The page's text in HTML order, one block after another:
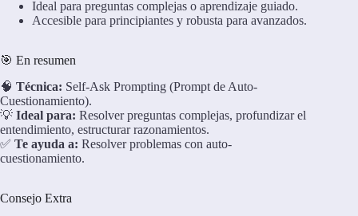
Ideal para preguntas complejas o aprendizaje guiado.
Accesible para principiantes y robusta para avanzados.
🎯 En resumen
🧠 Técnica: Self-Ask Prompting (Prompt de Auto-
Cuestionamiento).
💡 Ideal para: Resolver preguntas complejas, profundizar el
entendimiento, estructurar razonamientos.
✅ Te ayuda a: Resolver problemas con auto-
cuestionamiento.
Consejo Extra